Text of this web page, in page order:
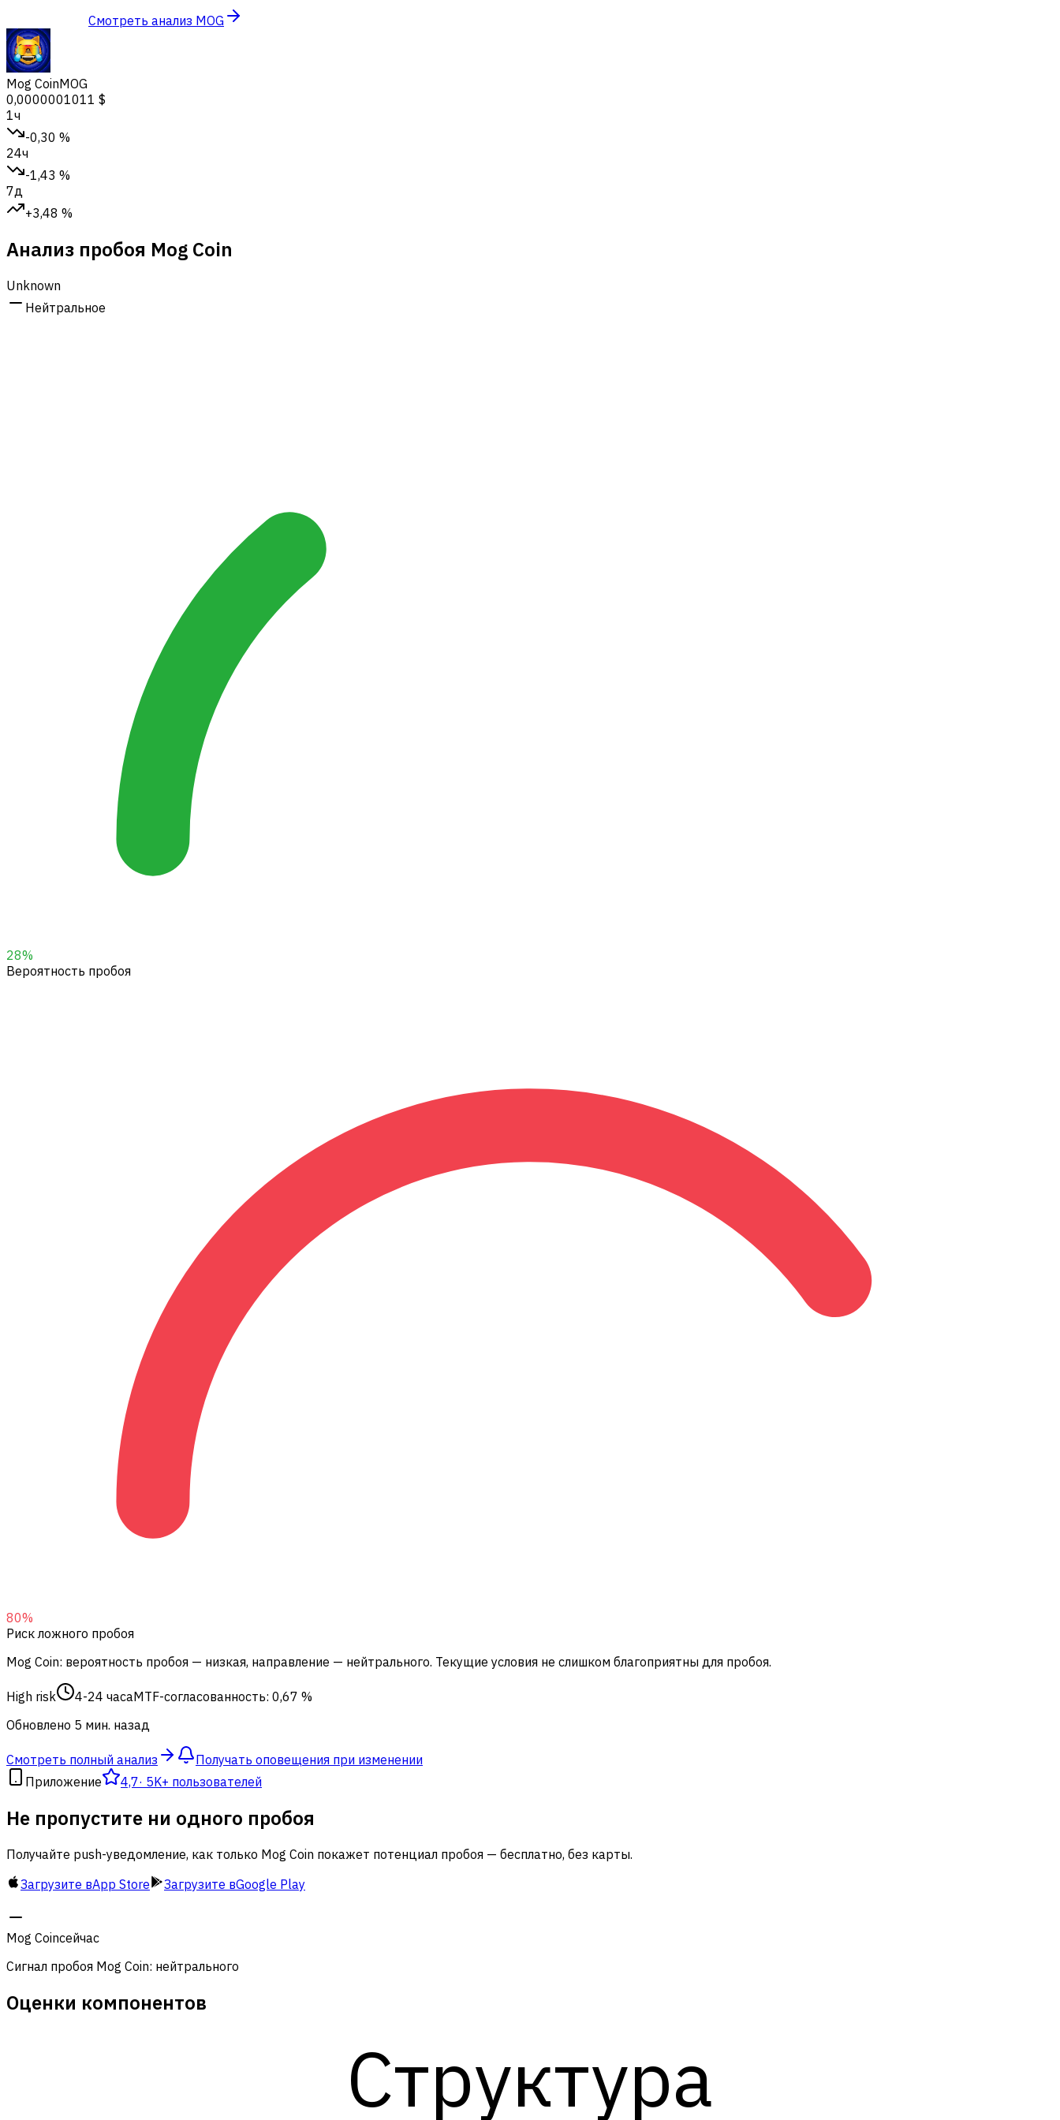
Смотреть анализ MOG
Mog CoinMOG
0,0000001011 $
1ч
-0,30 %
24ч
-1,43 %
7д
+3,48 %
Анализ пробоя Mog Coin
Unknown
Нейтральное
28%
Вероятность пробоя
80%
Риск ложного пробоя
Mog Coin: вероятность пробоя — низкая, направление — нейтрального. Текущие условия не слишком благоприятны для пробоя.
High risk 4-24 часаMTF-согласованность: 0,67 %
Обновлено 5 мин. назад
Смотреть полный анализ
Получать оповещения при изменении
Приложение
4,7· 5K+ пользователей
Не пропустите ни одного пробоя
Получайте push-уведомление, как только Mog Coin покажет потенциал пробоя — бесплатно, без карты.
Загрузите вApp Store Загрузите вGoogle Play
Mog Coinсейчас
Сигнал пробоя Mog Coin: нейтрального
Оценки компонентов
Структура